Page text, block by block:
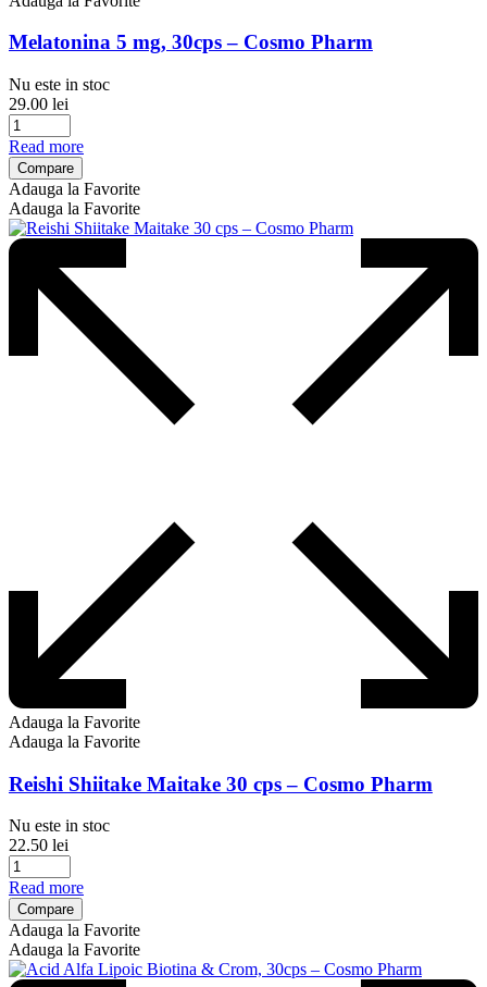
Melatonina 5 mg, 30cps – Cosmo Pharm
Nu este in stoc
29.00 lei
Read more
Compare
Adauga la Favorite
Adauga la Favorite
Adauga la Favorite
Adauga la Favorite
Reishi Shiitake Maitake 30 cps – Cosmo Pharm
Nu este in stoc
22.50 lei
Read more
Compare
Adauga la Favorite
Adauga la Favorite